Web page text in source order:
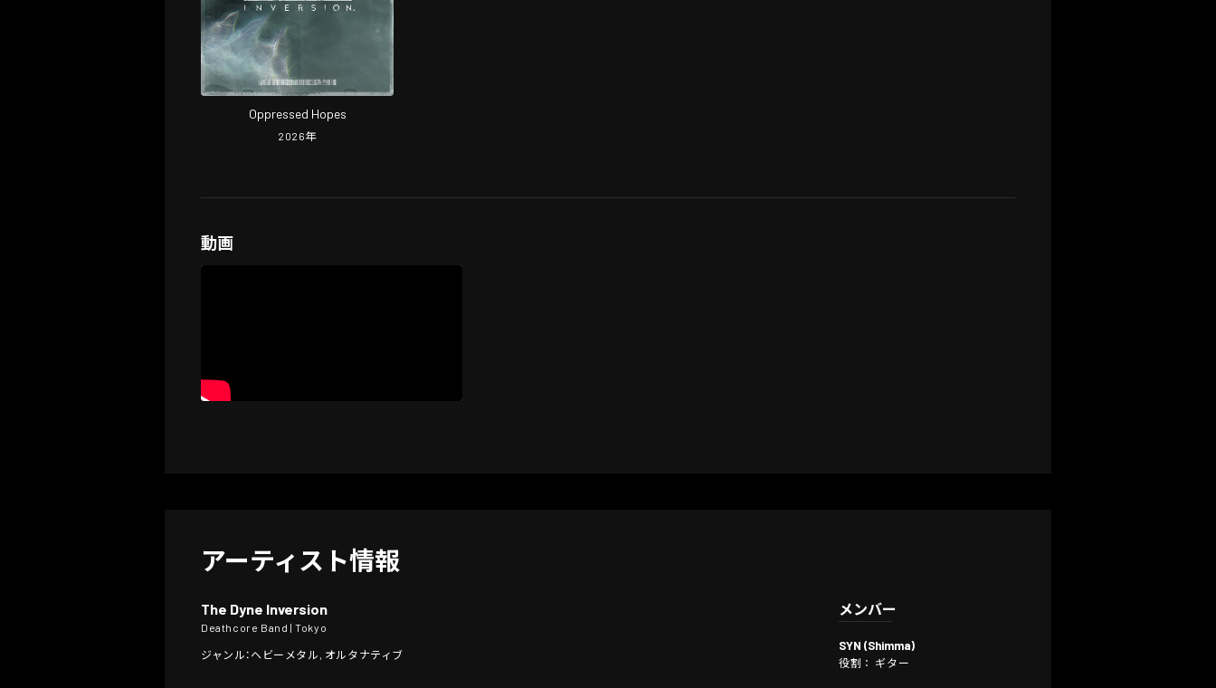
Oppressed Hopes
2026年
動画
アーティスト情報
The Dyne Inversion
Deathcore Band | Tokyo
ジャンル：ヘビーメタル, オルタナティブ
メンバー
SYN (Shimma)
役割： ギター